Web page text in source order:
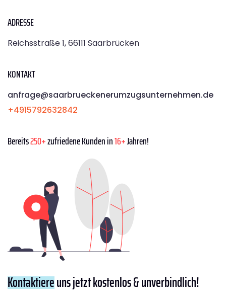
ADRESSE
Reichsstraße 1, 66111 Saarbrücken
KONTAKT
anfrage@saarbrueckenerumzugsunternehmen.de
+4915792632842
Bereits250+zufriedene Kunden in16+Jahren!
Kontaktiereuns jetzt kostenlos & unverbindlich!